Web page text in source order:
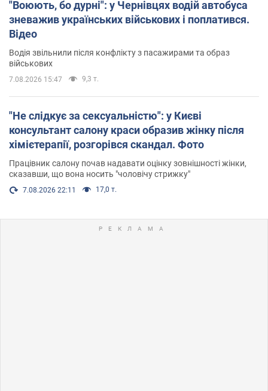
"Воюють, бо дурні": у Чернівцях водій автобуса
зневажив українських військових і поплатився.
Відео
Водія звільнили після конфлікту з пасажирами та образ
військових
7.08.2026 15:47 9,3 т.
"Не слідкує за сексуальністю": у Києві
консультант салону краси образив жінку після
хімієтерапії, розгорівся скандал. Фото
Працівник салону почав надавати оцінку зовнішності жінки,
сказавши, що вона носить "чоловічу стрижку"
7.08.2026 22:11 17,0 т.